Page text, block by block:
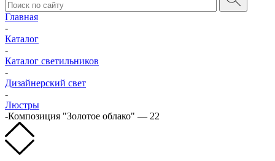
Главная
-
Каталог
-
Каталог светильников
-
Дизайнерский свет
-
Люстры
-Композиция "Золотое облако" — 22